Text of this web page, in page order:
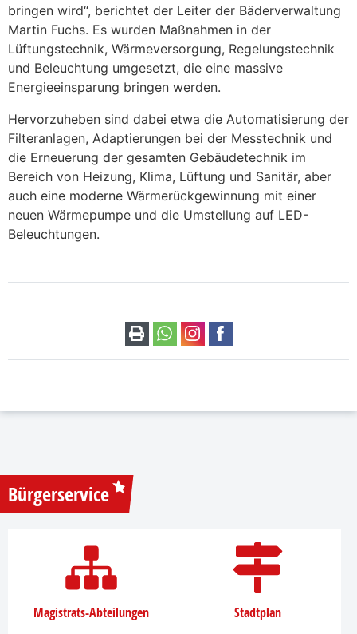
bringen wird“, berichtet der Leiter der Bäderverwaltung
Martin Fuchs. Es wurden Maßnahmen in der
Lüftungstechnik, Wärmeversorgung, Regelungstechnik
und Beleuchtung umgesetzt, die eine massive
Energieeinsparung bringen werden.
Hervorzuheben sind dabei etwa die Automatisierung der
Filteranlagen, Adaptierungen bei der Messtechnik und
die Erneuerung der gesamten Gebäudetechnik im
Bereich von Heizung, Klima, Lüftung und Sanitär, aber
auch eine moderne Wärmerückgewinnung mit einer
neuen Wärmepumpe und die Umstellung auf LED-
Beleuchtungen.
Bürgerservice
Magistrats-Abteilungen Stadtplan